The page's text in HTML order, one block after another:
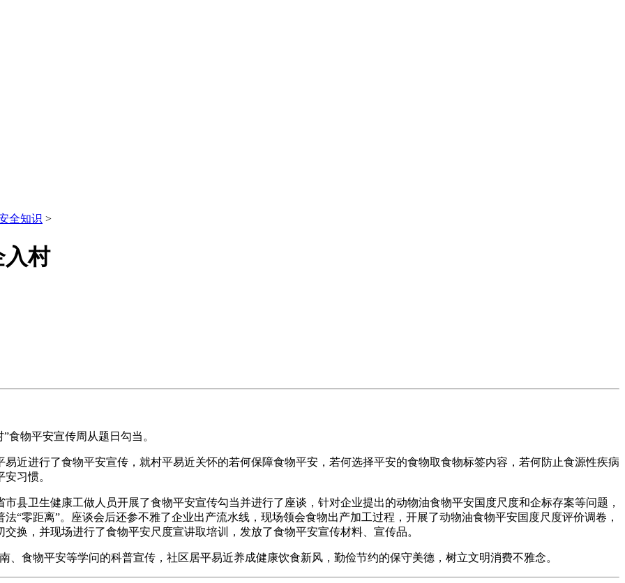
全知识 >
入村
物平安宣传周从题日勾当。
进行了食物平安宣传，就村平易近关怀的若何保障食物平安，若何选择平安的食物取食物标签内容，若何防止食源性疾病
习惯。
卫生健康工做人员开展了食物平安宣传勾当并进行了座谈，针对企业提出的动物油食物平安国度尺度和企标存案等问题，
“零距离”。座谈会后还参不雅了企业出产流水线，现场领会食物出产加工过程，开展了动物油食物平安国度尺度评价调卷，
换，并现场进行了食物平安尺度宣讲取培训，发放了食物平安宣传材料、宣传品。
物平安等学问的科普宣传，社区居平易近养成健康饮食新风，勤俭节约的保守美德，树立文明消费不雅念。